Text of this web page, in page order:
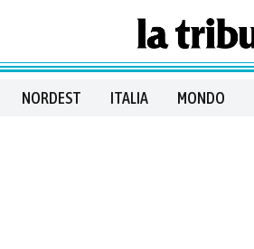
NORDEST ITALIA MONDO